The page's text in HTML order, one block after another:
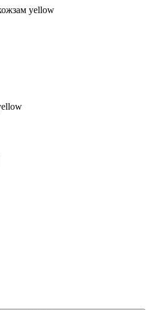
yellow